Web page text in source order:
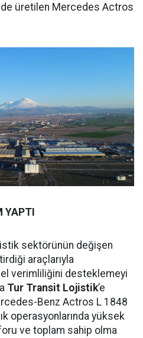
üretilen Mercedes Actros
YAPTI
sektörünün değişen
araçlarıyla
verimliliğini desteklemeyi
Tur Transit Lojistik’e
Benz Actros L 1848
operasyonlarında yüksek
ve toplam sahip olma